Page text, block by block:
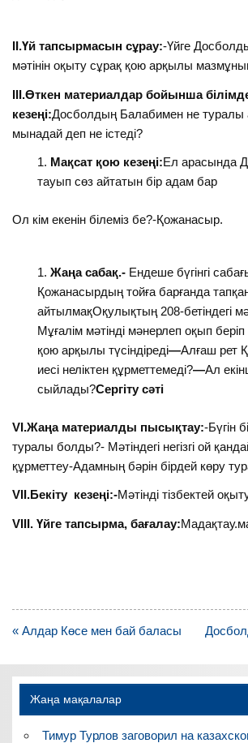
II.Үй тапсырмасын сұрау:-Үйге
мәтінін оқыту сұрақ қою арқылы
III.Өткен материалдар бойынша
кезеңі:Досболдың Балабимен не туралы
мынадай деп не істеді?
Мақсат қою кезеңі:Ел арасында
тауып сөз айтатын бір адам бар
Ол кім екенін білеміз бе?-Қожанасыр.
Жаңа сабақ.- Ендеше бүгінгі
Қожанасырдың тойға барғанда
айтылмақОқулықтың 208-бетіндегі
Мұғалім мәтінді мәнерлеп оқып
қою арқылы түсіндіреді—Алғаш рет
иесі неліктен құрметтемеді?—Ал
сыйлады?Сергіту сәті
VI.Жаңа материалды пысықтау:-Бүгін
туралы болды?- Мәтіндегі негізгі ой
құрметтеу-Адамның бәрін бірдей көру
VII.Бекіту кезеңі:-Мәтінді тізбектей
VIII. Үйге тапсырма, бағалау:
Навигация
записям
« Алдар Көсе мен бай баласы
Жаңа мақалалар
Тимур Турлов заговорил на